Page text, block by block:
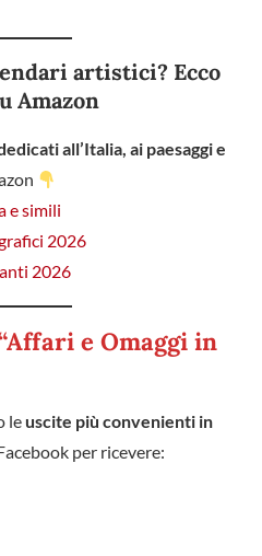
artistici? Ecco
Amazon
all’Italia, ai paesaggi e
e simili
2026
2026
e Omaggi in
le uscite più convenienti in
per ricevere: